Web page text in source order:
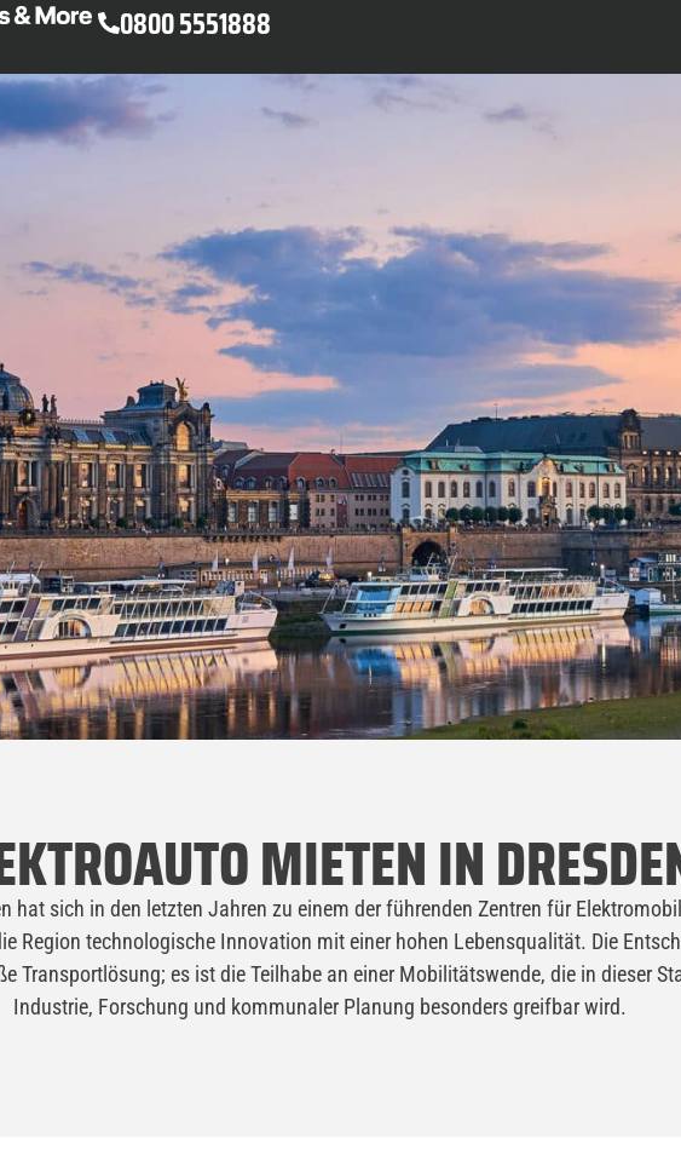
0800 5551888
MIETEN IN
hat sich in den letzten Jahren zu einem der führenden Zentren für
Region technologische Innovation mit einer hohen Lebensqualität. Die
Transportlösung; es ist die Teilhabe an einer Mobilitätswende, die in dieser
Industrie, Forschung und kommunaler Planung besonders greifbar wird.